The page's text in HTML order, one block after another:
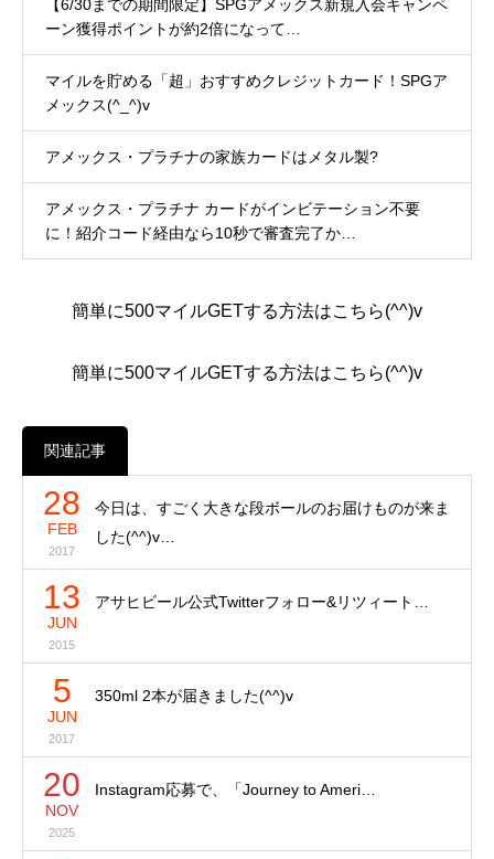
【6/30までの期間限定】SPGアメックス新規入会キャンペ
ーン獲得ポイントが約2倍になって…
マイルを貯める「超」おすすめクレジットカード！SPGア
メックス(^_^)v
アメックス・プラチナの家族カードはメタル製?
アメックス・プラチナ カードがインビテーション不要
に！紹介コード経由なら10秒で審査完了か…
簡単に500マイルGETする方法はこちら(^^)v
簡単に500マイルGETする方法はこちら(^^)v
関連記事
28
FEB
2017
今日は、すごく大きな段ボールのお届けものが来ま
した(^^)v…
13
JUN
2015
アサヒビール公式Twitterフォロー&リツィート…
5
JUN
2017
350ml 2本が届きました(^^)v
20
NOV
2025
Instagram応募で、「Journey to Ameri…